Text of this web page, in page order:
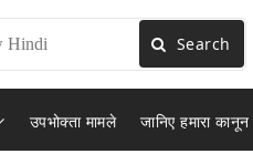
Search
उपभोक्ता मामले जानिए हमारा कानून